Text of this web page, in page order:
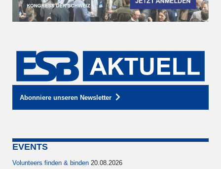
Abonniere unseren Newsletter
EVENTS
Volunteers finden & binden 20.08.2026